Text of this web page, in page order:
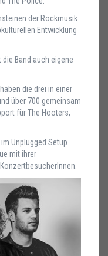
der Rockmusik
Entwicklung
Band auch eigene
die drei in einer
über 700 gemeinsam
für The Hooters,
Unplugged Setup
mit ihrer